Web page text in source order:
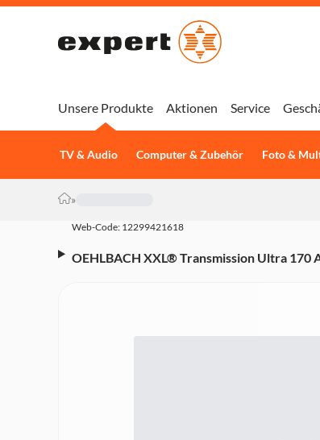
Unsere Produkte
TV & Audio Computer & Zubehör Foto &
Aktionen Service
»
Web-Code: 12299421618
OEHLBACH XXL® Transmission Ultra 170